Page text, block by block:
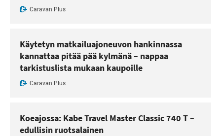
Caravan Plus
Käytetyn matkailuajoneuvon hankinnassa
kannattaa pitää pää kylmänä – nappaa
tarkistuslista mukaan kaupoille
Caravan Plus
Koeajossa: Kabe Travel Master Classic 740 T –
edullisin ruotsalainen